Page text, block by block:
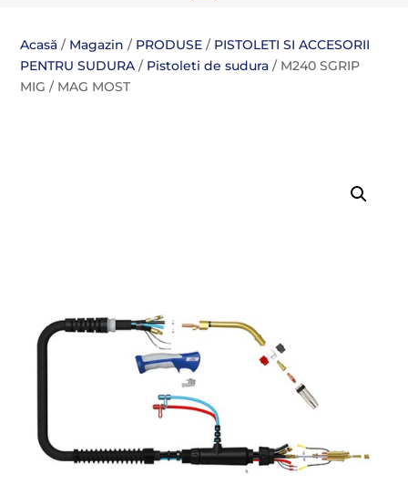
Acasă / Magazin / PRODUSE / PISTOLETI SI ACCESORII
PENTRU SUDURA / Pistoleti de sudura / M240 SGRIP
MIG / MAG MOST